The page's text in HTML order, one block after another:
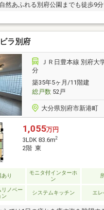
然あふれる別府公園までも徒歩9分
ラ別府
ＪＲ日豊本線 別府大
分
築35年5ヶ月/11階建
総戸数52戸
大分県別府市新港町
1,055万円
3LDK 83.6m2
2階 東
り
モニタ付インターホ
ン
リノベー
ン
システムキッチン エレ